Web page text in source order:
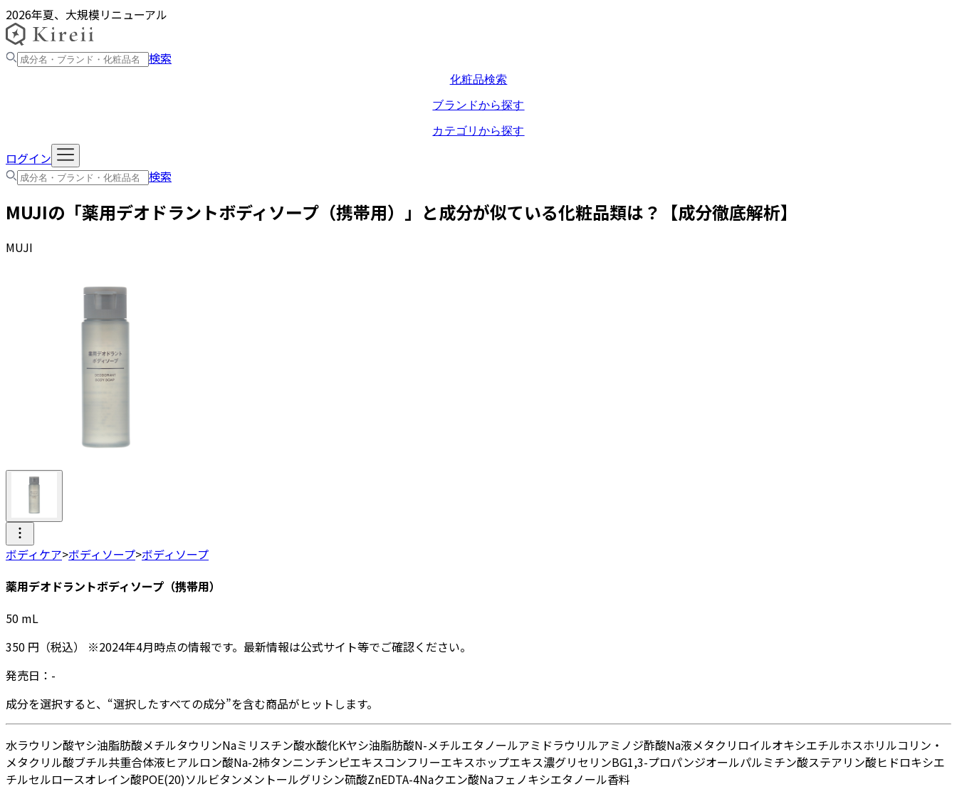
2026年夏、大規模リニューアル
検索
化粧品検索
ブランドから探す
カテゴリから探す
ログイン
検索
MUJIの「薬用デオドラントボディソープ（携帯用） 」と成分が似ている化粧品類は？【成分徹底解析】
MUJI
ボディケア>ボディソープ>ボディソープ
薬用デオドラントボディソープ（携帯用）
50 mL
350 円 （税込） ※2024年4月時点の情報です。最新情報は公式サイト等でご確認ください。
発売日： -
成分を選択すると、“選択したすべての成分”を含む商品がヒットします。
水ラウリン酸ヤシ油脂肪酸メチルタウリンNaミリスチン酸水酸化Kヤシ油脂肪酸N-メチルエタノールアミドラウリルアミノジ酢酸Na液メタクリロイルオキシエチルホスホリルコリン・
メタクリル酸ブチル共重合体液ヒアルロン酸Na-2柿タンニンチンピエキスコンフリーエキスホップエキス濃グリセリンBG1,3-プロパンジオールパルミチン酸ステアリン酸ヒドロキシエ
チルセルロースオレイン酸POE(20)ソルビタンメントールグリシン硫酸ZnEDTA-4Naクエン酸Naフェノキシエタノール香料